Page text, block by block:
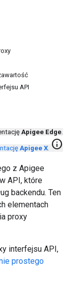
API
Apigee Edge.
Apigee X. info
z Apigee
API, które
backendu. Ten
elementach
proxy
interfejsu API,
prostego